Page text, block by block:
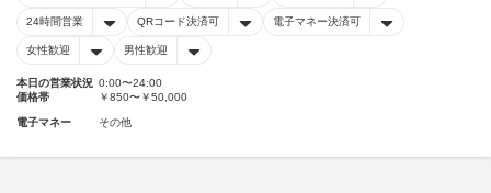
24時間営業 QRコード決済可 電子マネー決済可
女性歓迎 男性歓迎
本日の営業状況 0:00〜24:00
価格帯
￥850〜￥50,000
電子マネー その他